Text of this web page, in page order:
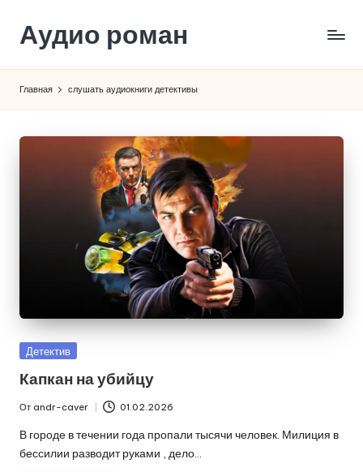
Перейти
содержимому
Аудио роман
Главная слушать аудиокниги детективы
Опубликовано
Детектив
Капкан на убийцу
Запись
от
От andr-caver 01.02.2026
В городе в течении года пропали тысячи человек. Милиция в
бессилии разводит руками , дело…